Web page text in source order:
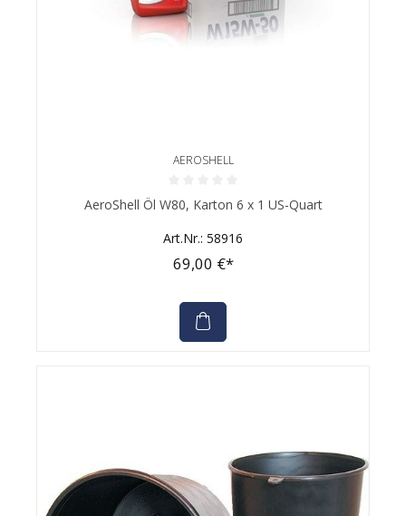
AEROSHELL
Durchschnittliche Bewertung von 0 von 5 Sternen
AeroShell Öl W80, Karton 6 x 1 US-Quart
Art.Nr.: 58916
69,00 €*